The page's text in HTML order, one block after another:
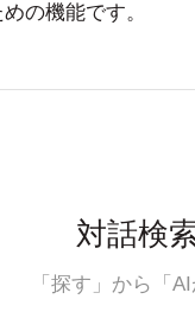
の機能です。
対話検
「探す」から「